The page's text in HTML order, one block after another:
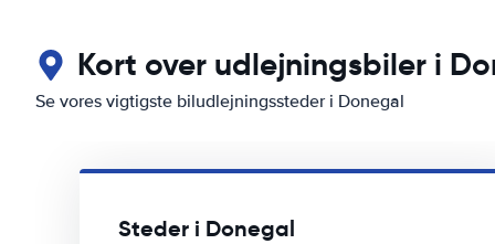
Kort over udlejningsbiler i
Se vores vigtigste biludlejningssteder i Donegal
Steder i Donegal